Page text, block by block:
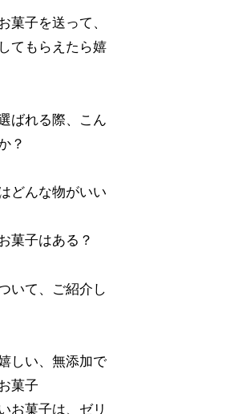
菓子を送って、
てもらえたら嬉
ばれる際、こん
？
どんな物がいい
菓子はある？
いて、ご紹介し
しい、無添加で
菓子
お菓子は、ゼリ